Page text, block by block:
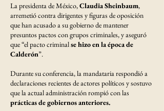
La presidenta de México,Claudia Sheinbaum,
arremetió contra dirigentes y figuras de oposición
que han acusado a su gobierno de mantener
presuntos pactos con grupos criminales, y aseguró
que “el pacto criminalse hizo en la época de
Calderón”.
Durante su conferencia, la mandataria respondió a
declaraciones recientes de actores políticos y sostuvo
que la actual administración rompió con las
prácticas de gobiernos anteriores.